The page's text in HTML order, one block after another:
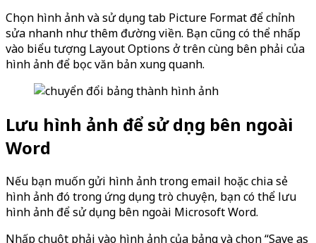
Chọn hình ảnh và sử dụng tab Picture Format để chỉnh
sửa nhanh như thêm đường viền. Bạn cũng có thể nhấp
vào biểu tượng Layout Options ở trên cùng bên phải của
hình ảnh để bọc văn bản xung quanh.
Lưu hình ảnh để sử dụng bên ngoài
Word
Nếu bạn muốn gửi hình ảnh trong email hoặc chia sẻ
hình ảnh đó trong ứng dụng trò chuyện, bạn có thể lưu
hình ảnh để sử dụng bên ngoài Microsoft Word.
Nhấp chuột phải vào hình ảnh của bảng và chọn “Save as